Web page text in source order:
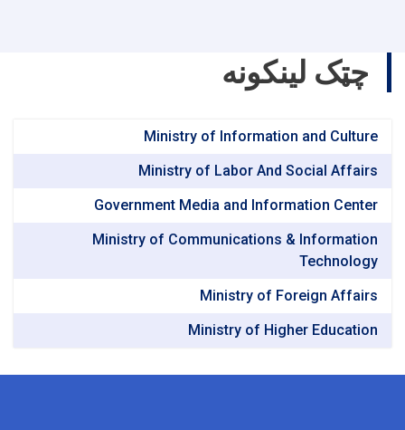
چټک لینکونه
Ministry of Information and Culture
Ministry of Labor And Social Affairs
Government Media and Information Center
Ministry of Communications & Information
Technology
Ministry of Foreign Affairs
Ministry of Higher Education